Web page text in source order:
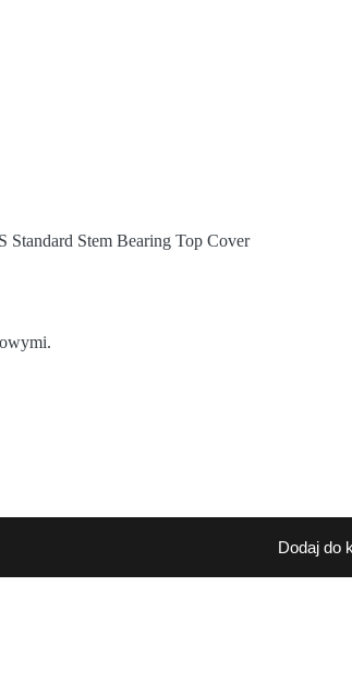
Standard Stem Bearing Top Cover
Dodaj do